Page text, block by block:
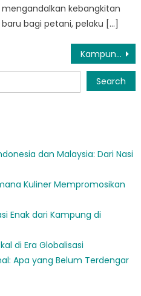
kebangkitan
bagi petani, pelaku […]
Kampung Sehat: Inovasi Makanan dan Olahraga dalam Masyarakat Modern
Search
dan Malaysia: Dari Nasi
Kuliner Mempromosikan
Enak dari Kampung di
di Era Globalisasi
Apa yang Belum Terdengar